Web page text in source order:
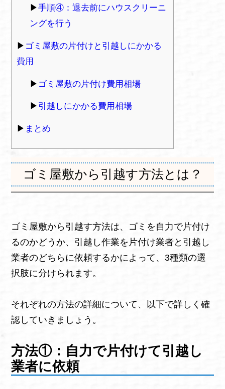
手順④：退去前にハウスクリーニ
ングを行う
ゴミ屋敷の片付けと引越しにかかる
費用
ゴミ屋敷の片付け費用相場
引越しにかかる費用相場
まとめ
ゴミ屋敷から引越す方法とは？
ゴミ屋敷から引越す方法は、ゴミを自力で片付け
るのかどうか、引越し作業を片付け業者と引越し
業者のどちらに依頼するかによって、3種類の選
択肢に分けられます。
それぞれの方法の詳細について、以下で詳しく確
認していきましょう。
方法①：自力で片付けて引越し
業者に依頼